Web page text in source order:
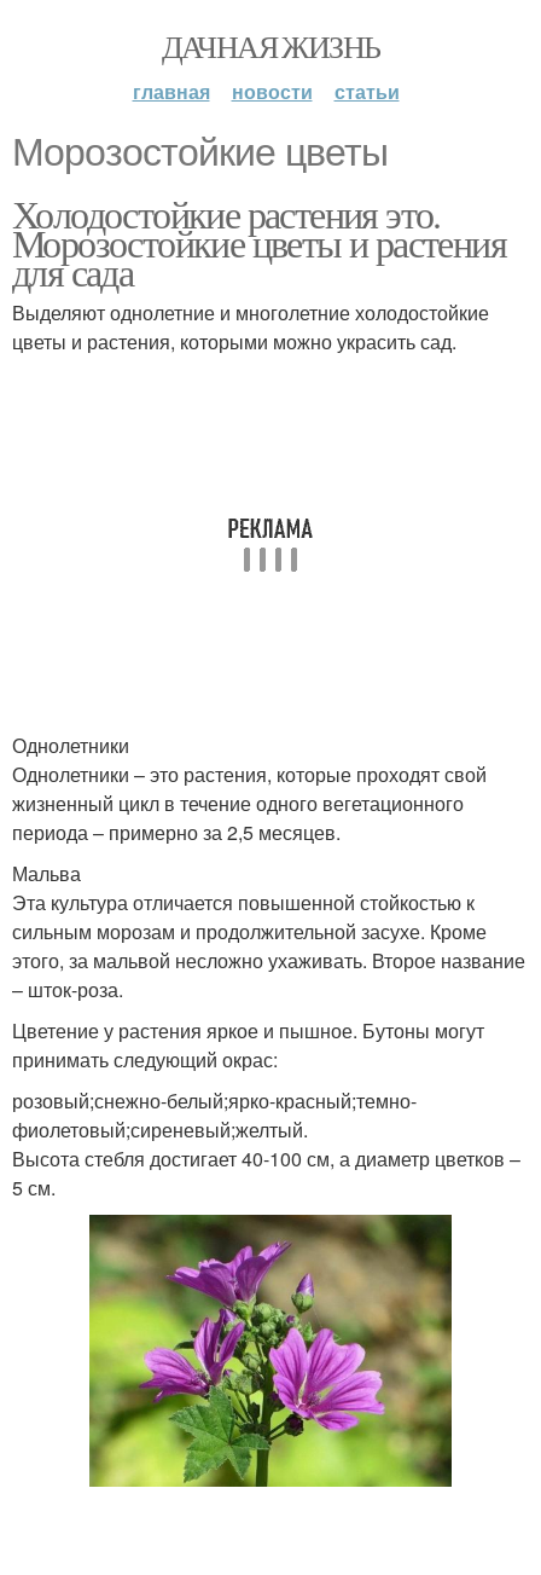
ДАЧНАЯ ЖИЗНЬ
главная новости статьи
Морозостойкие цветы
Холодостойкие растения это.
Морозостойкие цветы и растения
для сада
Выделяют однолетние и многолетние холодостойкие
цветы и растения, которыми можно украсить сад.
Однолетники
Однолетники – это растения, которые проходят свой
жизненный цикл в течение одного вегетационного
периода – примерно за 2,5 месяцев.
Мальва
Эта культура отличается повышенной стойкостью к
сильным морозам и продолжительной засухе. Кроме
этого, за мальвой несложно ухаживать. Второе название
– шток-роза.
Цветение у растения яркое и пышное. Бутоны могут
принимать следующий окрас:
розовый;снежно-белый;ярко-красный;темно-
фиолетовый;сиреневый;желтый.
Высота стебля достигает 40-100 см, а диаметр цветков –
5 см.